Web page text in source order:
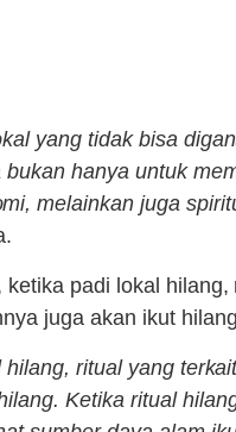
yang tidak bisa
hanya untuk
melainkan juga
ketika padi lokal hilang,
juga akan ikut
ritual yang
Ketika ritual